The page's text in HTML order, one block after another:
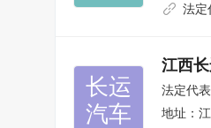
法定
长运
汽车
江西
法定代表
地址：